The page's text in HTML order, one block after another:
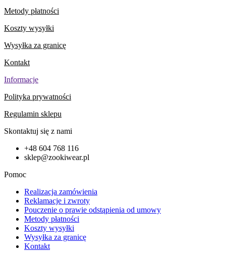
Metody płatności
Koszty wysyłki
Wysyłka za granicę
Kontakt
Informacje
Polityka prywatności
Regulamin sklepu
Skontaktuj się z nami
+48 604 768 116
sklep@zookiwear.pl
Pomoc
Realizacja zamówienia
Reklamacje i zwroty
Pouczenie o prawie odstąpienia od umowy
Metody płatności
Koszty wysyłki
Wysyłka za granicę
Kontakt